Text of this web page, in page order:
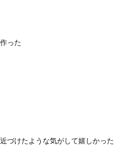
った
づけたような気がして嬉しかった